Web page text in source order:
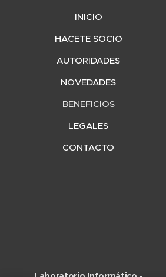
INICIO
HACETE SOCIO
AUTORIDADES
NOVEDADES
BENEFICIOS
LEGALES
CONTACTO